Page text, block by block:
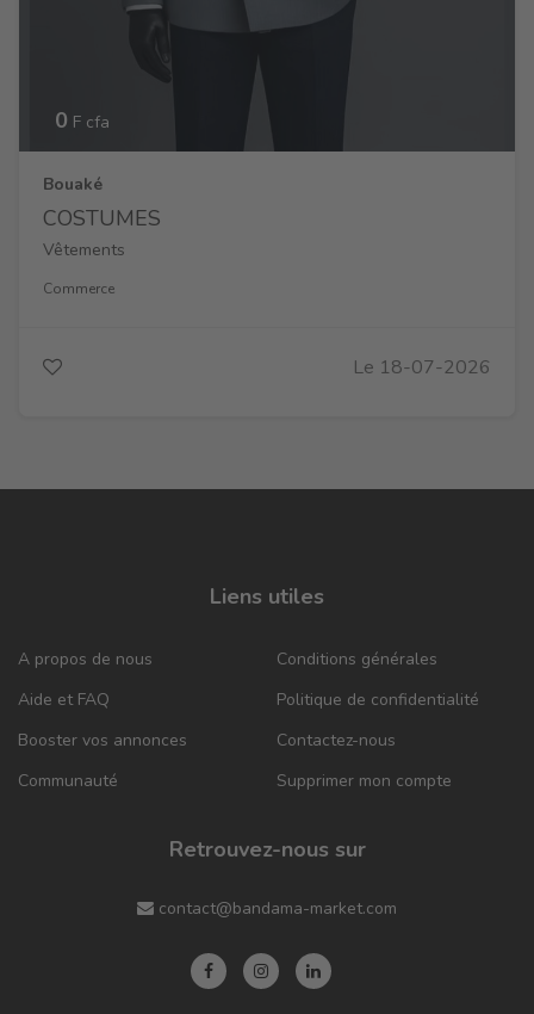
0 F cfa
Bouaké
COSTUMES
Vêtements
Commerce
Le 18-07-2026
Liens utiles
A propos de nous
Aide et FAQ
Booster vos annonces
Communauté
Conditions générales
Politique de confidentialité
Contactez-nous
Supprimer mon compte
Retrouvez-nous sur
contact@bandama-market.com